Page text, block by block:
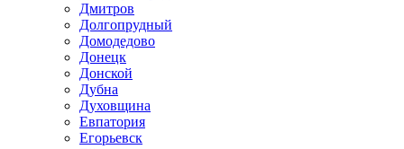
Дмитров
Долгопрудный
Домодедово
Донецк
Донской
Дубна
Духовщина
Евпатория
Егорьевск